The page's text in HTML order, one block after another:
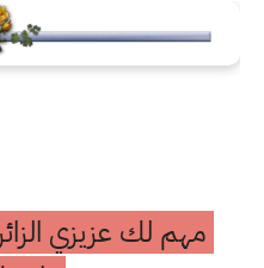
عزيزي الزائر